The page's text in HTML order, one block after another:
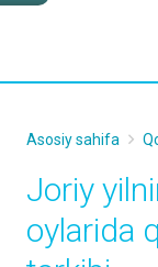
Asosiy sahifa
Joriy
oylarida